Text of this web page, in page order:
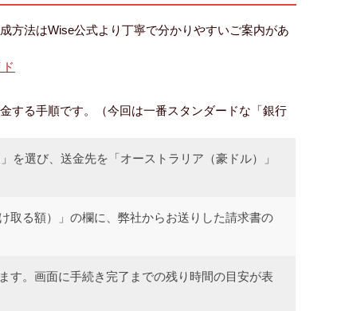
方法はWise公式より丁寧で分かりやすいご案内があ
する手順です。（今回は一番スタンダードな「銀行
を選び、送金先を「オーストラリア（豪ドル）」
取る額）」の欄に、弊社からお送りした請求書の
す。画面に手続き完了までの残り時間の目安が表